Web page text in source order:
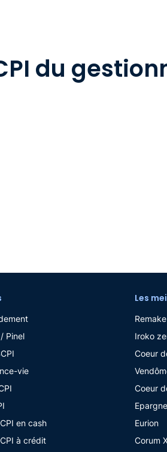
du
Pinel
vie
en cash
à crédit
Les
Iroko
Coeur
Coeur
Eurion
Corum